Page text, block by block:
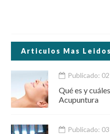
Articulos Mas Leidos
Publicado:
Qué es y
Acupuntura
Publicado: